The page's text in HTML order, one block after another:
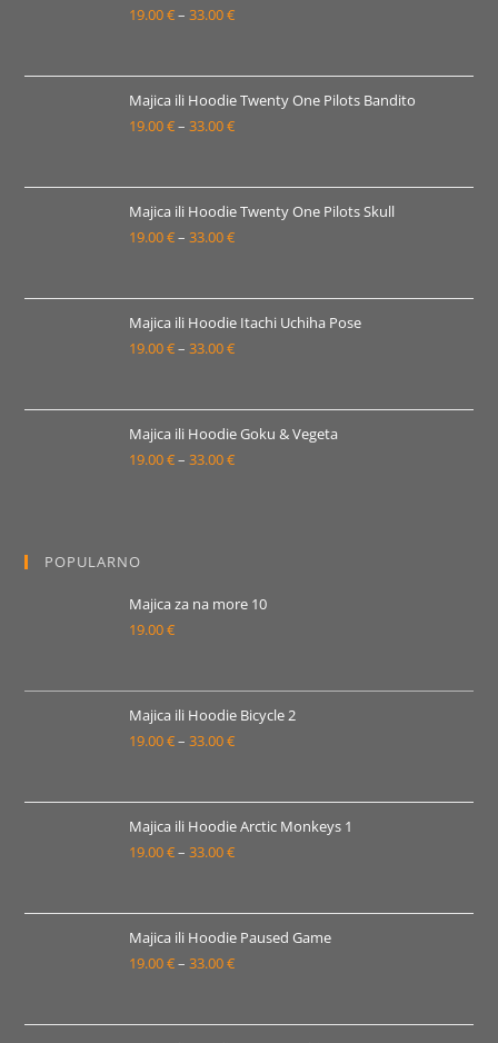
do
19.00€– 33.00€Raspon
19.00 €
do
Majica ili Hoodie Twenty One Pilots Bandito
19.00€– 33.00€Raspon
19.00 €
do
Majica ili Hoodie Twenty One Pilots Skull
19.00€– 33.00€Raspon
19.00 €
do
Majica ili Hoodie Itachi Uchiha Pose
19.00€– 33.00€Raspon
19.00 €
do
Majica ili Hoodie Goku & Vegeta
19.00€– 33.00€Raspon
33.00 €
POPULARNO
Majica za na more 10
19.00€
Majica ili Hoodie Bicycle 2
19.00€– 33.00€Raspon
19.00 €
do
Majica ili Hoodie Arctic Monkeys 1
19.00€– 33.00€Raspon
19.00 €
do
Majica ili Hoodie Paused Game
19.00€– 33.00€Raspon